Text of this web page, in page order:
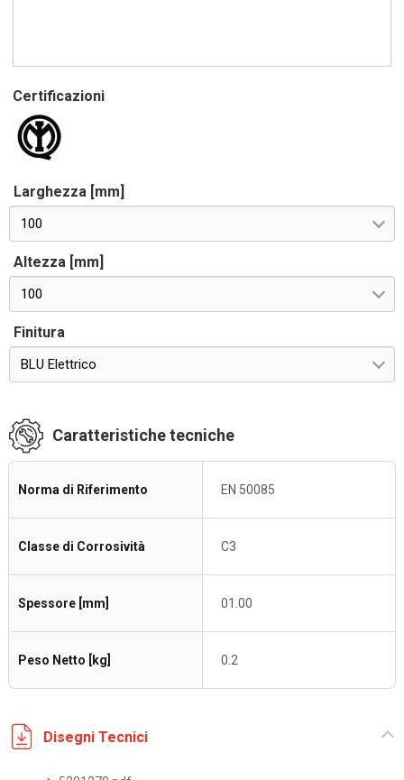
Certificazioni
Larghezza [mm]
100
Altezza [mm]
100
Finitura
BLU Elettrico
Caratteristiche tecniche
Norma di Riferimento EN 50085
Classe di Corrosività C3
Spessore [mm] 01.00
Peso Netto [kg] 0.2
Disegni Tecnici